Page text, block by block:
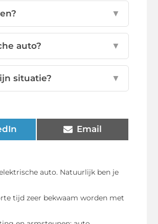
▼
auto? ▼
situatie? ▼
Email
auto. Natuurlijk ben je
tijd zeer bekwaam worden met